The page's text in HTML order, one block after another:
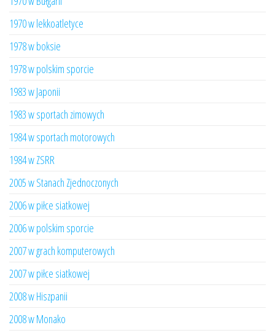
1970 w lekkoatletyce
1978 w boksie
1978 w polskim sporcie
1983 w Japonii
1983 w sportach zimowych
1984 w sportach motorowych
1984 w ZSRR
2005 w Stanach Zjednoczonych
2006 w piłce siatkowej
2006 w polskim sporcie
2007 w grach komputerowych
2007 w piłce siatkowej
2008 w Hiszpanii
2008 w Monako